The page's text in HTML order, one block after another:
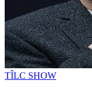
TÎLC SHOW